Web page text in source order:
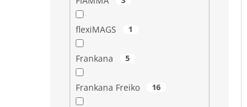
flexiMAGS 1
Frankana 5
Frankana Freiko 16